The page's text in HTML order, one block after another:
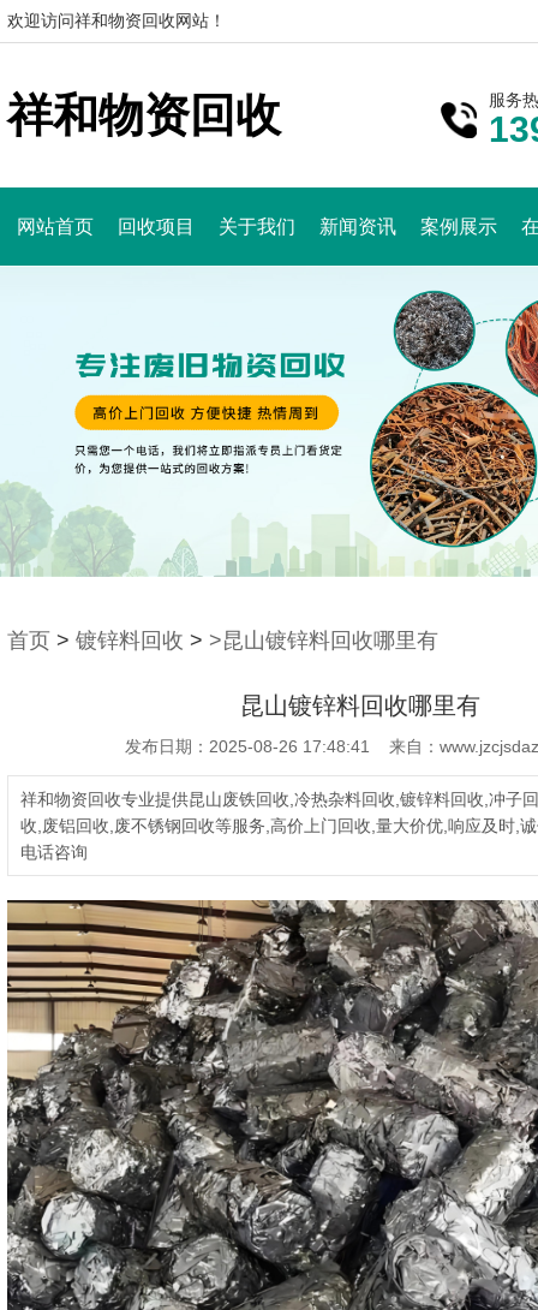
欢迎访问祥和物资回收网站！
祥和物资回收 服务
网站首页 回收项目 关于我们 新闻资讯 案例展示
首页 > 镀锌料回收 > >昆山镀锌料回收哪里有
昆山镀锌料回收哪里有
发布日期：2025-08-26 17:48:41 来自：
祥和物资回收专业提供昆山废铁回收,冷热杂料回收,镀锌料回收,冲子
收,废铝回收,废不锈钢回收等服务,高价上门回收,量大价优,响应及时,
电话咨询